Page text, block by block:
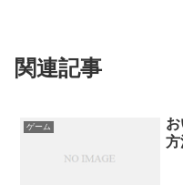
関連記事
ゲーム
方